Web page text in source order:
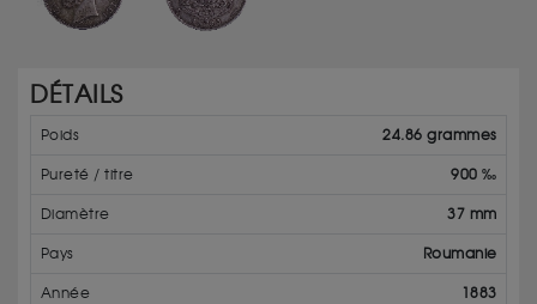
DÉTAILS
Poids 24.86 grammes
Pureté / titre 900 ‰
Diamètre 37 mm
Pays Roumanie
Année 1883